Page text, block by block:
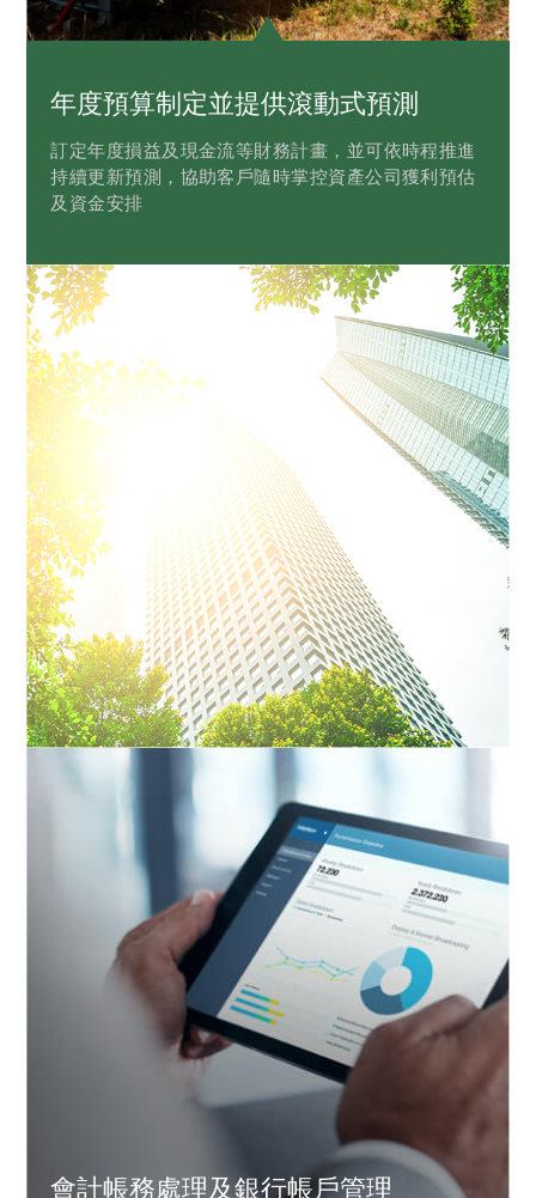
年度預算制定並提供滾動式預測
訂定年度損益及現金流等財務計畫，並可依時程推進
持續更新預測，協助客戶隨時掌控資產公司獲利預估
及資金安排
會計帳務處理及銀行帳戶管理